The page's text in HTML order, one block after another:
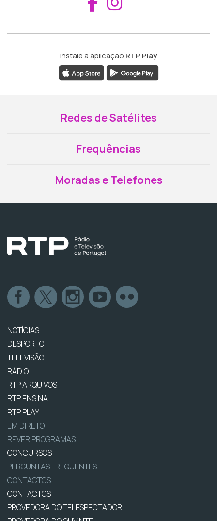
Instale a aplicação RTP Play
Redes de Satélites
Frequências
Moradas e Telefones
NOTÍCIAS
DESPORTO
TELEVISÃO
RÁDIO
RTP ARQUIVOS
RTP ENSINA
RTP PLAY
EM DIRETO
REVER PROGRAMAS
CONCURSOS
PERGUNTAS FREQUENTES
CONTACTOS
CONTACTOS
PROVEDORA DO TELESPECTADOR